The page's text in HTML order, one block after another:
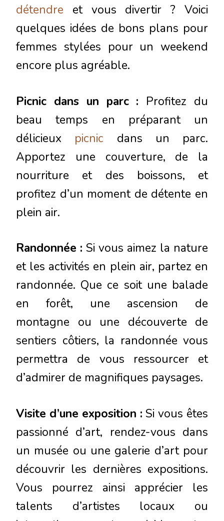
détendre et vous divertir ? Voici
quelques idées de bons plans pour
femmes stylées pour un weekend
encore plus agréable.
Picnic dans un parc : Profitez du
beau temps en préparant un
délicieux picnic dans un parc.
Apportez une couverture, de la
nourriture et des boissons, et
profitez d’un moment de détente en
plein air.
Randonnée : Si vous aimez la nature
et les activités en plein air, partez en
randonnée. Que ce soit une balade
en forêt, une ascension de
montagne ou une découverte de
sentiers côtiers, la randonnée vous
permettra de vous ressourcer et
d’admirer de magnifiques paysages.
Visite d’une exposition : Si vous êtes
passionné d’art, rendez-vous dans
un musée ou une galerie d’art pour
découvrir les dernières expositions.
Vous pourrez ainsi apprécier les
talents d’artistes locaux ou